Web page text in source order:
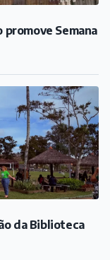
Semana
da Biblioteca